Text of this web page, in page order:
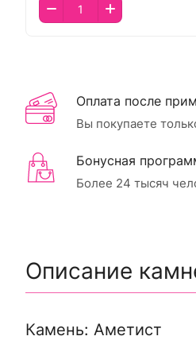
Оплата после
Вы покупаете
Бонусная
Более 24 тысяч
Описание
Камень: Аметист